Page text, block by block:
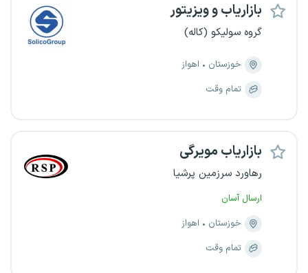
بازاریاب و ویزیتور
گروه سولیکو (کاله)
خوزستان
اهواز
تمام وقت
بازاریاب مویرگی
رهاورد سرزمین پرشیا
ارسال آسان
خوزستان
اهواز
تمام وقت